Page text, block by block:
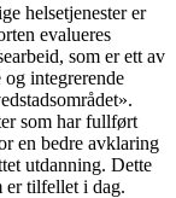
helsetjenester er
evalueres
som er ett av
integrerende
som har fullført
en bedre avklaring
utdanning. Dette
er tilfellet i dag.